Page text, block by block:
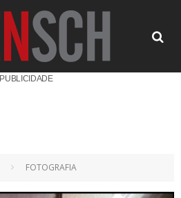
PUBLICIDADE
FOTOGRAFIA